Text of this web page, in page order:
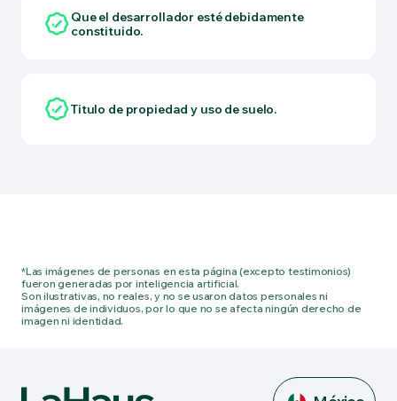
Que el desarrollador esté debidamente
constituido.
Titulo de propiedad y uso de suelo.
*Las imágenes de personas en esta página (excepto testimonios)
fueron generadas por inteligencia artificial.
Son ilustrativas, no reales, y no se usaron datos personales ni
imágenes de individuos, por lo que no se afecta ningún derecho de
imagen ni identidad.